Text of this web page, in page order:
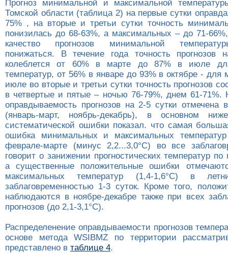
Прогноз минимальной и максимальной
Томской области (таблица 2) на первые сутки
75% , на вторые и третьи сутки точность
понизилась до 68-63%, а максимальных – до 71-
качество прогнозов минимальной
понижаться. В течение года точность прогнозов
колеблется от 60% в марте до 87% в июле
температур, от 56% в январе до 93% в октябре -
июле во вторые и третьи сутки точность прогнозов
в четвертые и пятые – ночью 76-79%, днем 61-71%.
оправдываемость прогнозов на 2-5 сутки отмечена
(январь-март, ноябрь-декабрь), в основном
систематической ошибки показал. что самая
ошибка минимальных и максимальных
феврале-марте (минус 2,2...3,0°С) во все
говорит о занижении прогностических температур
а существенные положительные ошибки
максимальных температур (1,4-1,6°С) в
заблаговременностью 1-3 суток. Кроме того,
наблюдаются в ноябре-декабре также при всех
прогнозов (до 2,1-3,1°С).
Распределенение оправдываемости прогнозов
основе метода WSIBMZ по территории
представлено в таблице 4.